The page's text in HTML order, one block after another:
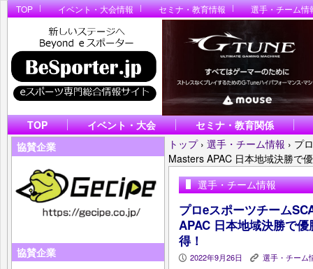
TOP イベント・大会情報 セミナ・教育情報 選手・チーム情
TOP イベント・大会
セミナ・教育関係
協賛企業
協賛企業
トップ › 選手・チーム情報 › プ
Masters APAC 日本地域決勝で
選手・チーム情報
プロeスポーツチーム
APAC 日本地域決勝で
得！
P 2022年9月26日 K 選手・チーム